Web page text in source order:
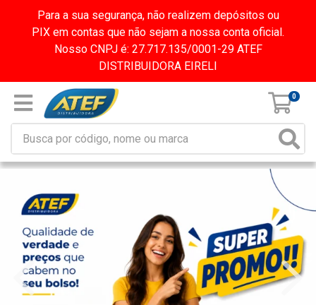
Para a sua segurança, não realizem depósitos ou
PIX em contas que não sejam a nossa conta oficial.
Nosso CNPJ é: 27.717.135/0001-29 ATEF
DISTRIBUIDORA EIRELI
0